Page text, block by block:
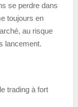
se perdre dans
toujours en
au risque
lancement.
trading à fort